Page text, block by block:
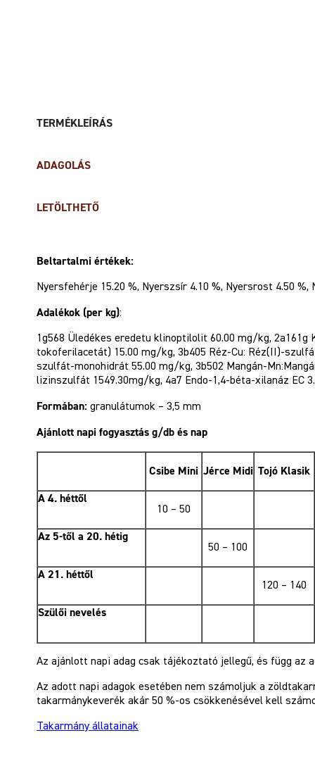
TERMÉKLEÍRÁS
ADAGOLÁS
LETÖLTHETŐ
Beltartalmi értékek:
Nyersfehérje 15.20 %, Nyerszsír 4.10 %, Nyersrost 4.50
Adalékok (per kg):
1g568 Üledékes eredetu klinoptilolit 60.00 mg/kg,
tokoferilacetát) 15.00 mg/kg, 3b405 Réz-Cu: Réz(II)-
szulfát-monohidrát 55.00 mg/kg, 3b502 Mangán-
lizinszulfát 1549.30mg/kg, 4a7 Endo-1,4-béta-xilanáz EC
Formában: granulátumok – 3,5 mm
Ajánlott napi fogyasztás g/db és nap
Csibe Mini Jérce Midi Tojó Klasik
A 4. héttől
10 – 50
Az 5-től a 20. hétig
50 – 100
A 21. héttől
120 – 140
Szülői nevelés
Az ajánlott napi adag csak tájékoztató jellegű, és függ
Az adott napi adagok esetében nem számoljuk a
takarmánykeverék akár 50 %-os csökkenésével kell
Takarmány állatainak